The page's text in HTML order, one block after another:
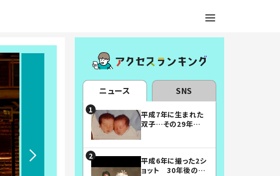
ニュース SNS
平成7年に生まれた
双子…その29年後
平成6年に撮った2シ
ョット 30年後の姿